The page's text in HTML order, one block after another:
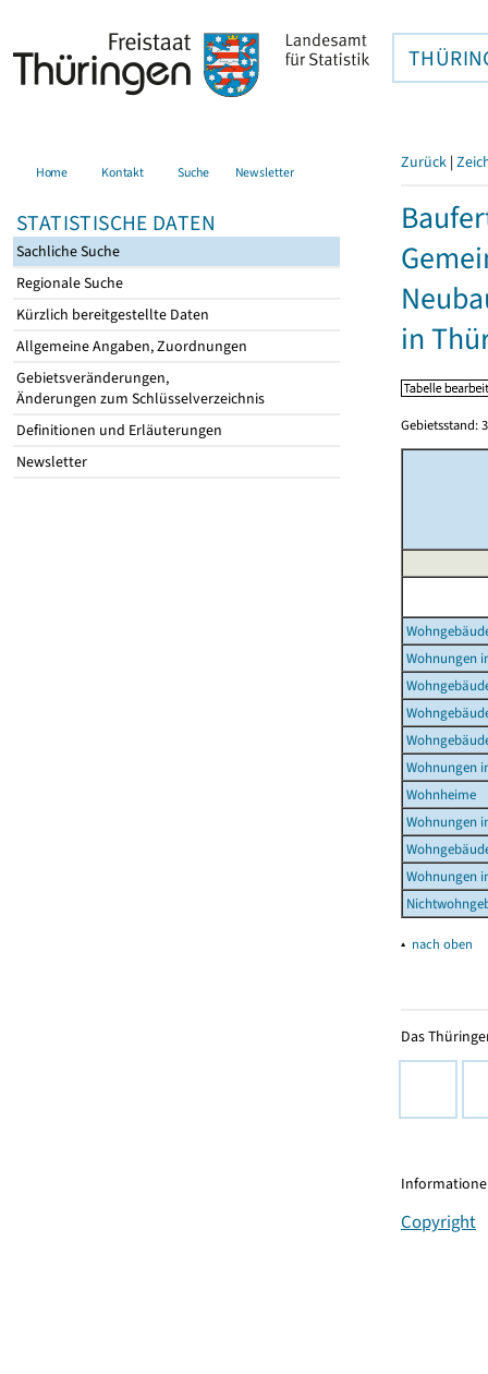
Home Kontakt Suche Newsletter
STATISTISCHE DATEN
Sachliche Suche
Regionale Suche
Kürzlich bereitgestellte Daten
Allgemeine Angaben, Zuordnungen
Gebietsveränderungen,
Änderungen zum Schlüsselverzeichnis
Definitionen und Erläuterungen
Newsletter
Zurück |
in
Gebietsstand:
Wohnungen
Wohnungen
Wohnheime
Wohnungen
Wohnungen
▴ nach oben
Das
Copyright